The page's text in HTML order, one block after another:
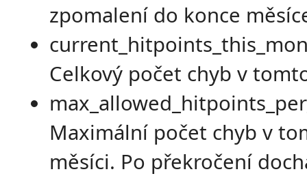
zpomalení do konce
Celkový počet chyb v
Maximální počet chyb v
měsíci. Po překročení